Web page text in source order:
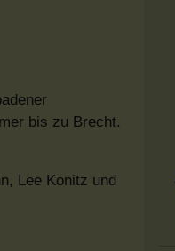
bis zu Brecht.
Lee Konitz und